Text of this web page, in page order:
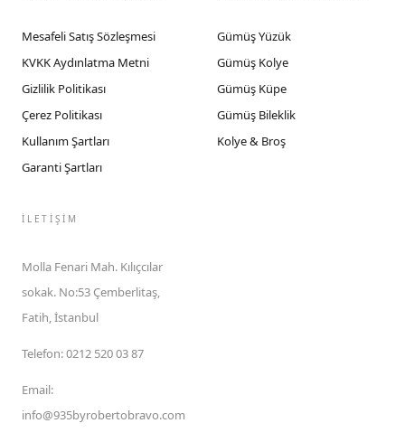
Mesafeli Satış Sözleşmesi
KVKK Aydınlatma Metni
Gizlilik Politikası
Çerez Politikası
Kullanım Şartları
Garanti Şartları
Gümüş Yüzük
Gümüş Kolye
Gümüş Küpe
Gümüş Bileklik
Kolye & Broş
İLETIŞIM
Molla Fenari Mah. Kılıçcılar
sokak. No:53 Çemberlitaş,
Fatih, İstanbul
Telefon:0212 520 03 87
Email:
info@935byrobertobravo.com